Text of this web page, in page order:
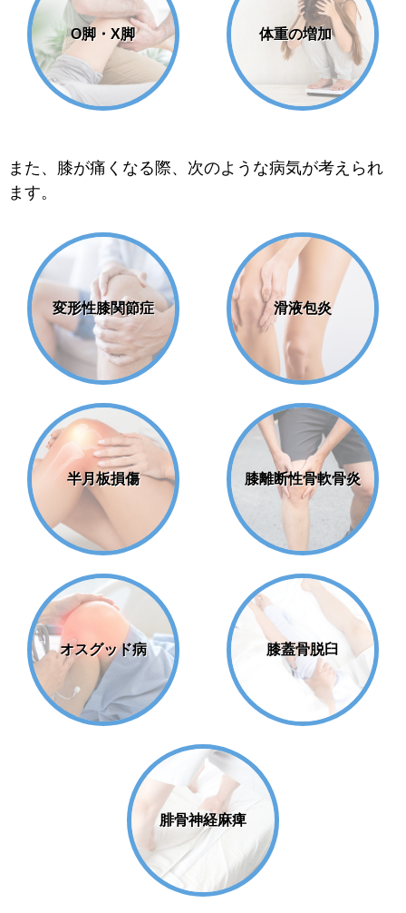
O脚・X脚 体重の増加
また、膝が痛くなる際、次のような病気が考えられ
ます。
変形性膝関節症 滑液包炎
半月板損傷 膝離断性骨軟骨炎
オスグッド病 膝蓋骨脱臼
腓骨神経麻痺